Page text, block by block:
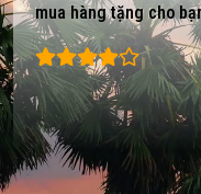
mua hàng tặng cho